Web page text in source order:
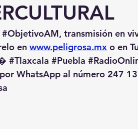
#ObjetivoAM, transmisión en
en www.peligrosa.mx o en
#Tlaxcala #Puebla
WhatsApp al número 247